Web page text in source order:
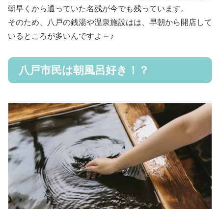
朝早くから通っていた名残が今でも残っています。
そのため、八戸の銭湯や温泉施設はは、早朝から開店して
いるところが多いんですよ～♪
八戸市民は朝風呂好き！？